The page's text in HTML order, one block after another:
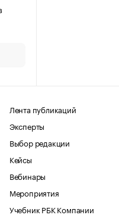
Лента публикаций
Эксперты
Выбор редакции
Кейсы
Вебинары
Мероприятия
Учебник РБК Компании